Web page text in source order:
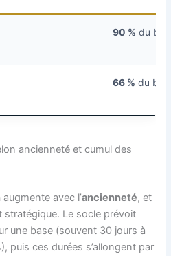
90 % du
66 % du
ancienneté et cumul des
augmente avec l’ancienneté, et
stratégique. Le socle prévoit
une base (souvent 30 jours à
puis ces durées s’allongent par